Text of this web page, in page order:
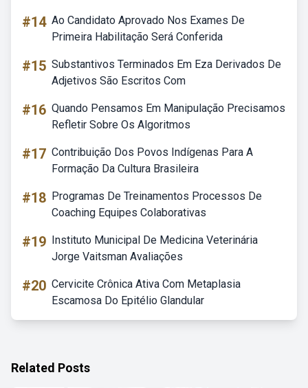
#14 Ao Candidato Aprovado Nos Exames De
Primeira Habilitação Será Conferida
#15 Substantivos Terminados Em Eza Derivados De
Adjetivos São Escritos Com
#16 Quando Pensamos Em Manipulação Precisamos
Refletir Sobre Os Algoritmos
#17 Contribuição Dos Povos Indígenas Para A
Formação Da Cultura Brasileira
#18 Programas De Treinamentos Processos De
Coaching Equipes Colaborativas
#19 Instituto Municipal De Medicina Veterinária
Jorge Vaitsman Avaliações
#20 Cervicite Crônica Ativa Com Metaplasia
Escamosa Do Epitélio Glandular
Related Posts